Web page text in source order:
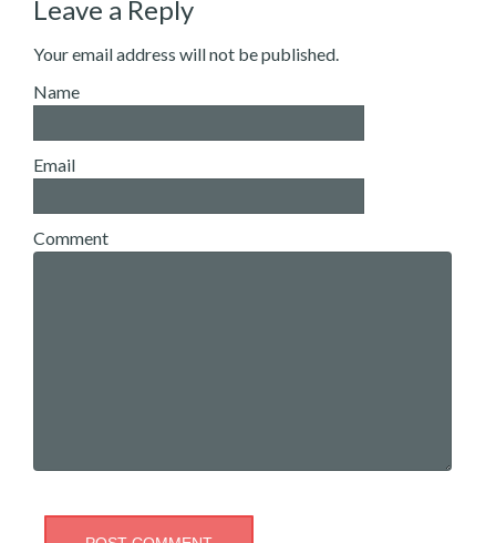
Leave a Reply
Your email address will not be published.
Name
Email
Comment